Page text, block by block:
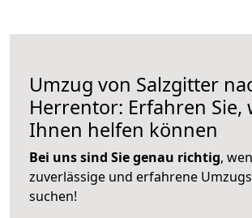
Umzug von Salzgitter
Herrentor: Erfahren Sie,
Ihnen helfen können
Bei uns sind Sie genau richtig,
zuverlässige und erfahrene
suchen!